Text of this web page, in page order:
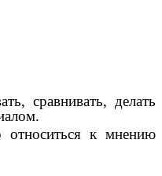
сравнивать, делать
относиться к мнению